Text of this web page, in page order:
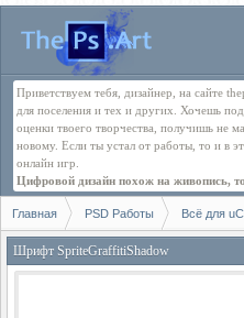
Приветствуем тебя, дизайнер, на сайте
для поселения и тех и других. Хочешь
оценки твоего творчества, получишь не
новому. Если ты устал от работы, то и в
онлайн игр.
Цифровой дизайн похож на живопись,
Главная PSD Работы Всё для
Шрифт SpriteGraffitiShadow